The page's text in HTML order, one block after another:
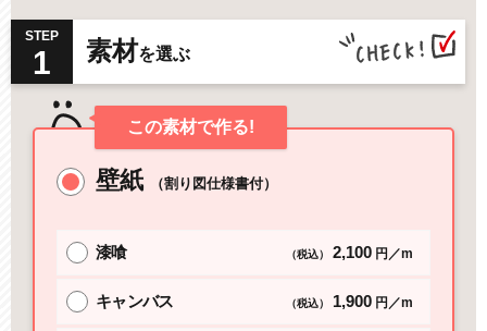
STEP
1 素材を選ぶ
この素材で作る!
壁紙 （割り図仕様書付）
漆喰 （税込） 2,100 円／m
キャンバス （税込） 1,900 円／m